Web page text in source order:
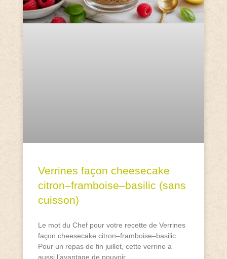
Verrines façon cheesecake
citron–framboise–basilic (sans
cuisson)
Le mot du Chef pour votre recette de Verrines
façon cheesecake citron–framboise–basilic
Pour un repas de fin juillet, cette verrine a
aussi l’avantage de pouvoir